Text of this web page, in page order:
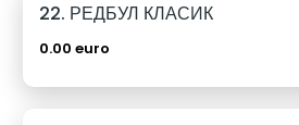
22. РЕДБУЛ КЛАСИК
0.00 euro